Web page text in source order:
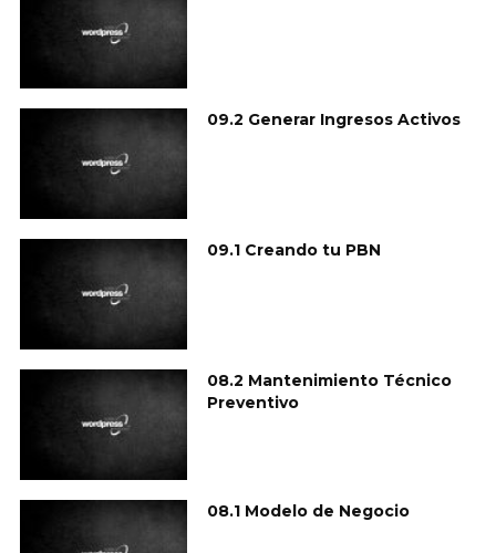
09.2 Generar Ingresos Activos
09.1 Creando tu PBN
08.2 Mantenimiento Técnico
Preventivo
08.1 Modelo de Negocio